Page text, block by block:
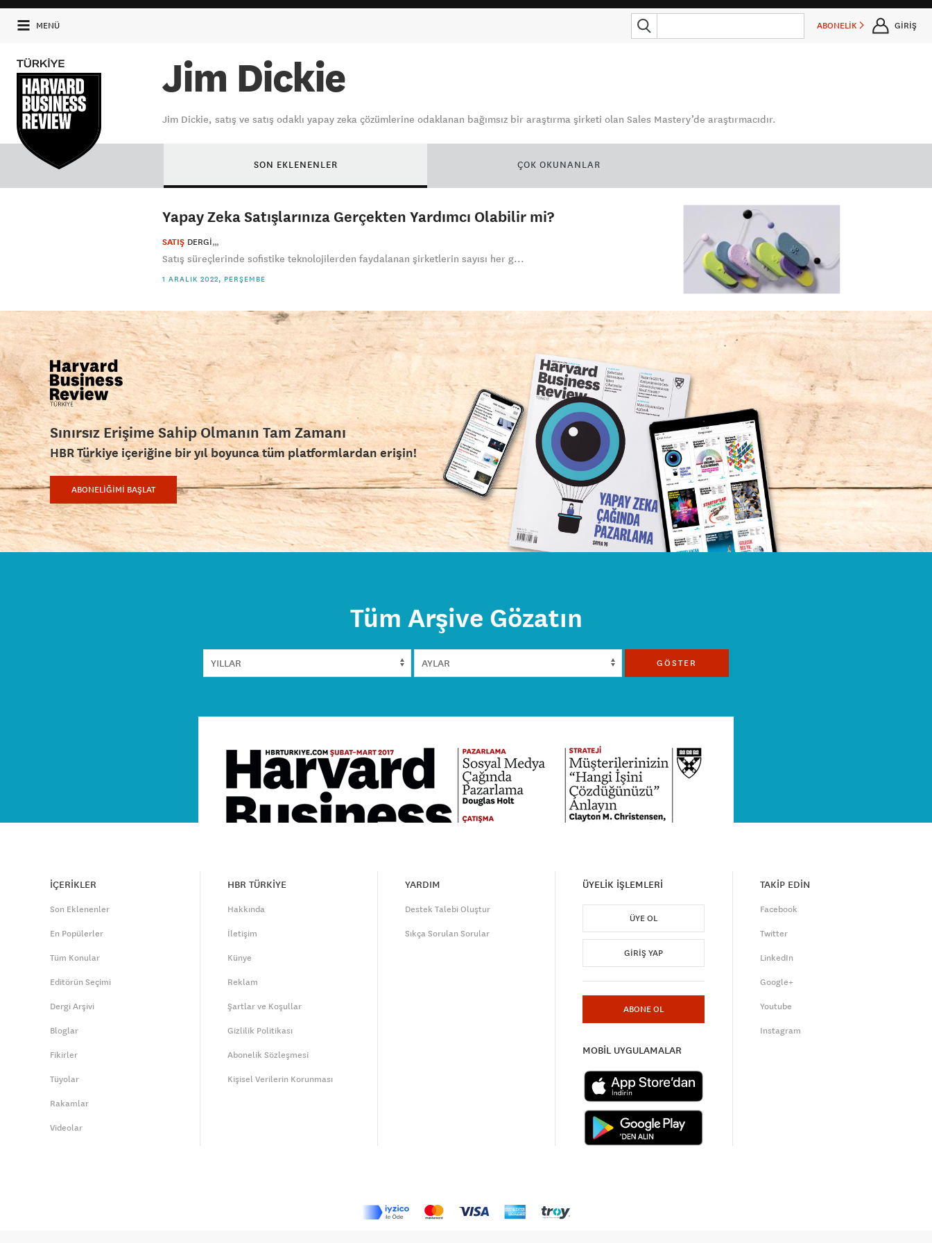
MENÜ ABONELİK GİRİŞ
Jim Dickie
Jim Dickie, satış ve satış odaklı yapay zeka çözümlerine odaklanan bağımsız bir araştırma şirketi olan Sales Mastery’de araştırmacıdır.
SON EKLENENLER ÇOK OKUNANLAR
Yapay Zeka Satışlarınıza Gerçekten Yardımcı Olabilir mi?
SATIŞ DERGI
Satış süreçlerinde sofistike teknolojilerden faydalanan şirketlerin sayısı her g...
1 ARALIK 2022, PERŞEMBE
Sınırsız Erişime Sahip Olmanın Tam Zamanı
HBR Türkiye içeriğine bir yıl boyunca tüm platformlardan erişin!
ABONELİĞİMİ BAŞLAT
Tüm Arşive Gözatın
GÖSTER
İÇERİKLER
Son Eklenenler
En Popülerler
Tüm Konular
Editörün Seçimi
Dergi Arşivi
Bloglar
Fikirler
Tüyolar
Rakamlar
Videolar
HBR TÜRKİYE
Hakkında
İletişim
Künye
Reklam
Şartlar ve Koşullar
Gizlilik Politikası
Abonelik Sözleşmesi
Kişisel Verilerin Korunması
YARDIM
Destek Talebi Oluştur
Sıkça Sorulan Sorular
ÜYELİK İŞLEMLERİ
ÜYE OL
GIRIŞ YAP
ABONE OL
MOBİL UYGULAMALAR
TAKİP EDİN
Facebook
Twitter
LinkedIn
Google+
Youtube
Instagram